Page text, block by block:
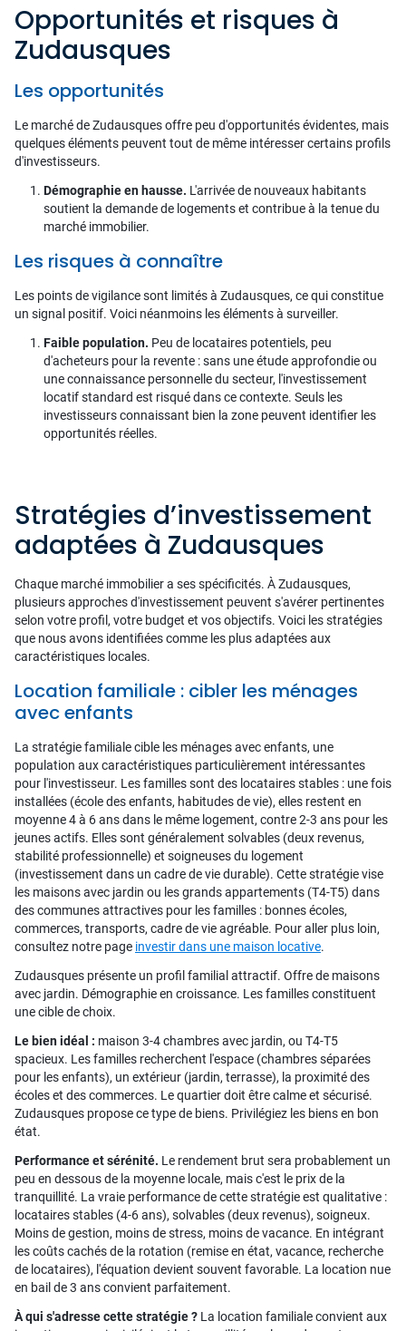
Opportunités et risques à
Zudausques
Les opportunités
Le marché de Zudausques offre peu d'opportunités évidentes, mais
quelques éléments peuvent tout de même intéresser certains profils
d'investisseurs.
Démographie en hausse. L'arrivée de nouveaux habitants
soutient la demande de logements et contribue à la tenue du
marché immobilier.
Les risques à connaître
Les points de vigilance sont limités à Zudausques, ce qui constitue
un signal positif. Voici néanmoins les éléments à surveiller.
Faible population. Peu de locataires potentiels, peu
d'acheteurs pour la revente : sans une étude approfondie ou
une connaissance personnelle du secteur, l'investissement
locatif standard est risqué dans ce contexte. Seuls les
investisseurs connaissant bien la zone peuvent identifier les
opportunités réelles.
Stratégies d’investissement
adaptées à Zudausques
Chaque marché immobilier a ses spécificités. À Zudausques,
plusieurs approches d'investissement peuvent s'avérer pertinentes
selon votre profil, votre budget et vos objectifs. Voici les stratégies
que nous avons identifiées comme les plus adaptées aux
caractéristiques locales.
Location familiale : cibler les ménages
avec enfants
La stratégie familiale cible les ménages avec enfants, une
population aux caractéristiques particulièrement intéressantes
pour l'investisseur. Les familles sont des locataires stables : une fois
installées (école des enfants, habitudes de vie), elles restent en
moyenne 4 à 6 ans dans le même logement, contre 2-3 ans pour les
jeunes actifs. Elles sont généralement solvables (deux revenus,
stabilité professionnelle) et soigneuses du logement
(investissement dans un cadre de vie durable). Cette stratégie vise
les maisons avec jardin ou les grands appartements (T4-T5) dans
des communes attractives pour les familles : bonnes écoles,
commerces, transports, cadre de vie agréable. Pour aller plus loin,
consultez notre page investir dans une maison locative.
Zudausques présente un profil familial attractif. Offre de maisons
avec jardin. Démographie en croissance. Les familles constituent
une cible de choix.
Le bien idéal : maison 3-4 chambres avec jardin, ou T4-T5
spacieux. Les familles recherchent l'espace (chambres séparées
pour les enfants), un extérieur (jardin, terrasse), la proximité des
écoles et des commerces. Le quartier doit être calme et sécurisé.
Zudausques propose ce type de biens. Privilégiez les biens en bon
état.
Performance et sérénité. Le rendement brut sera probablement un
peu en dessous de la moyenne locale, mais c'est le prix de la
tranquillité. La vraie performance de cette stratégie est qualitative :
locataires stables (4-6 ans), solvables (deux revenus), soigneux.
Moins de gestion, moins de stress, moins de vacance. En intégrant
les coûts cachés de la rotation (remise en état, vacance, recherche
de locataires), l'équation devient souvent favorable. La location nue
en bail de 3 ans convient parfaitement.
À qui s'adresse cette stratégie ? La location familiale convient aux